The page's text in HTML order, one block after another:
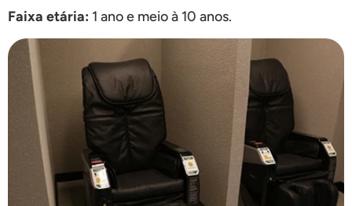
Faixa etária: 1 ano e meio à 10 anos.